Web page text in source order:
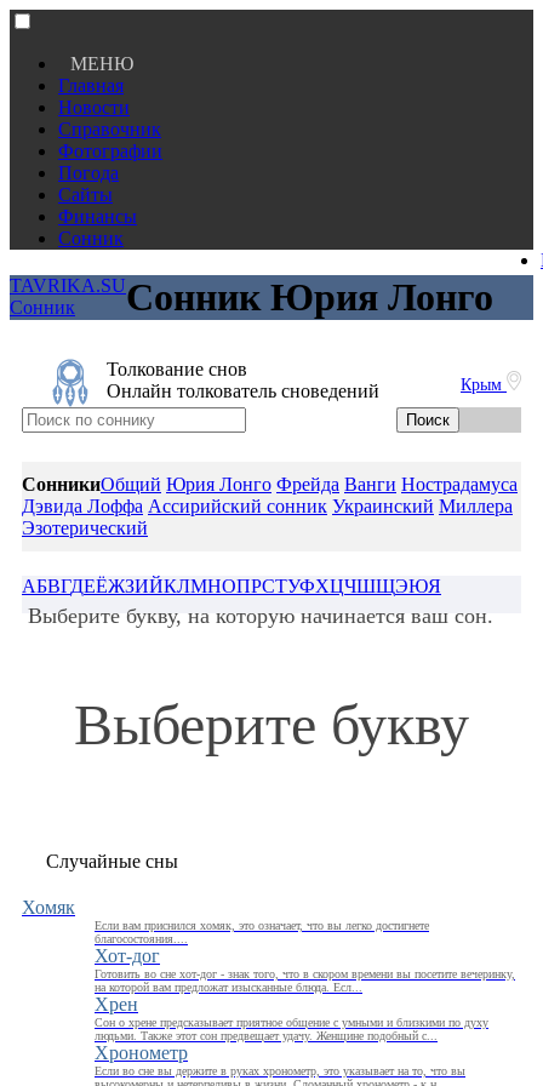
МЕНЮ
Главная
Новости
Справочник
Фотографии
Погода
Сайты
Финансы
Сонник
TAVRIKA.SU
Сонник
Сонник Юрия Лонго
Крым
Толкование снов
Онлайн толкователь сноведений
СонникиОбщий Юрия Лонго Фрейда Ванги Нострадамуса
Дэвида Лоффа Ассирийский сонник Украинский Миллера
Эзотерический
АБВГДЕЁЖЗИЙКЛМНОПРСТУФХЦЧШЩЭЮЯ
Выберите букву, на которую начинается ваш сон.
Выберите букву
Случайные сны
Хомяк
Если вам приснился хомяк, это означает, что вы легко достигнете
благосостояния....
Хот-дог
Готовить во сне хот-дог - знак того, что в скором времени вы посетите вечеринку,
на которой вам предложат изысканные блюда. Есл...
Хрен
Сон о хрене предсказывает приятное общение с умными и близкими по духу
людьми. Также этот сон предвещает удачу. Женщине подобный с...
Хронометр
Если во сне вы держите в руках хронометр, это указывает на то, что вы